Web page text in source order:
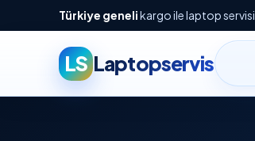
Türkiye genelikargo ile laptop servisi
LS Laptopservis